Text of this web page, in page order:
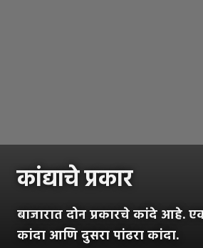
कांद्याचे प्रकार
बाजारात दोन प्रकारचे कांदे आहे.
कांदा आणि दुसरा पांढरा कांदा.